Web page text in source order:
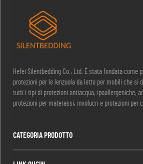
Hefei Silentbedding Co., Ltd. È stata fondata come
protezioni per le lenzuola da letto per mobili che si
tutti i tipi di protezioni antiacqua, ipoallergeniche,
protezioni per materassi, involucri e protezioni per
CATEGORIA PRODOTTO